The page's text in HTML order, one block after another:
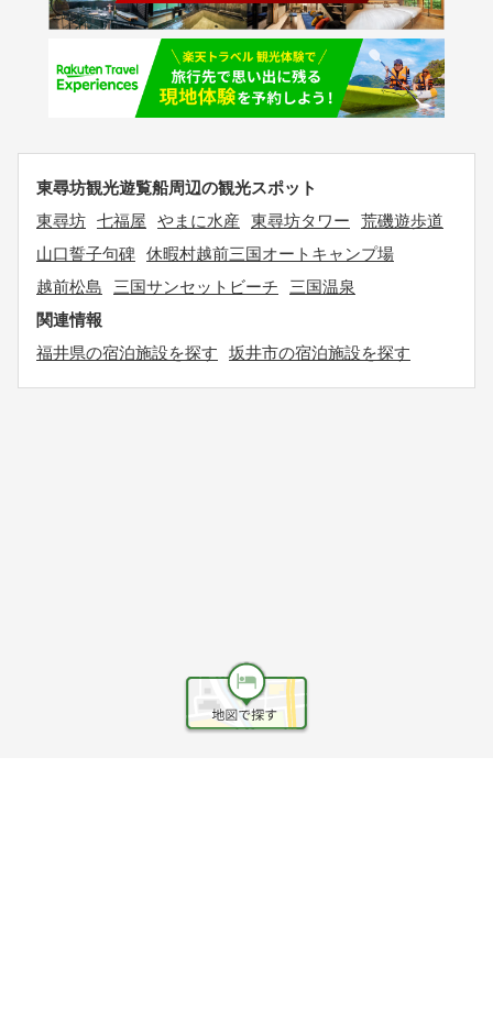
東尋坊観光遊覧船周辺の観光スポット
東尋坊 七福屋 やまに水産 東尋坊タワー
荒磯遊歩道
山口誓子句碑 休暇村越前三国オートキャンプ場
越前松島
三国サンセットビーチ
三国温泉
関連情報
福井県の宿泊施設を探す
坂井市の宿泊施設を探す